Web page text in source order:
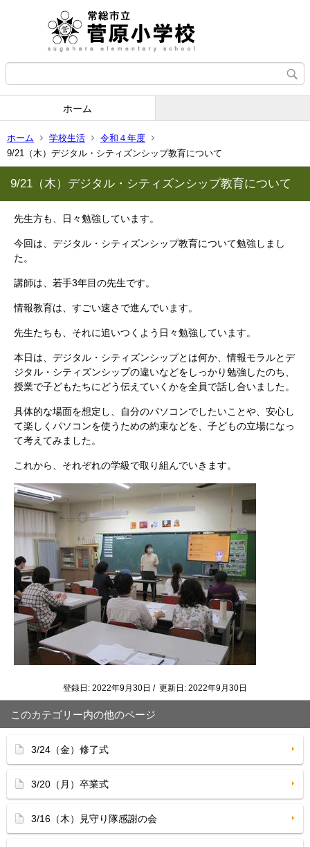
ホーム
ホーム 学校生活
令和４年度
9/21（木）デジタル・シティズンシップ教育について
9/21（木）デジタル・シティズンシップ教育について
先生方も、日々勉強しています。
今回は、デジタル・シティズンシップ教育について勉強しまし
た。
講師は、若手3年目の先生です。
情報教育は、すごい速さで進んでいます。
先生たちも、それに追いつくよう日々勉強しています。
本日は、デジタル・シティズンシップとは何か、情報モラルとデ
ジタル・シティズンシップの違いなどをしっかり勉強したのち、
授業で子どもたちにどう伝えていくかを全員で話し合いました。
具体的な場面を想定し、自分のパソコンでしたいことや、安心し
て楽しくパソコンを使うための約束などを、子どもの立場になっ
て考えてみました。
これから、それぞれの学級で取り組んでいきます。
登録日: 2022年9月30日 / 更新日: 2022年9月30日
このカテゴリー内の他のページ
3/24（金）修了式
3/20（月）卒業式
3/16（木）見守り隊感謝の会